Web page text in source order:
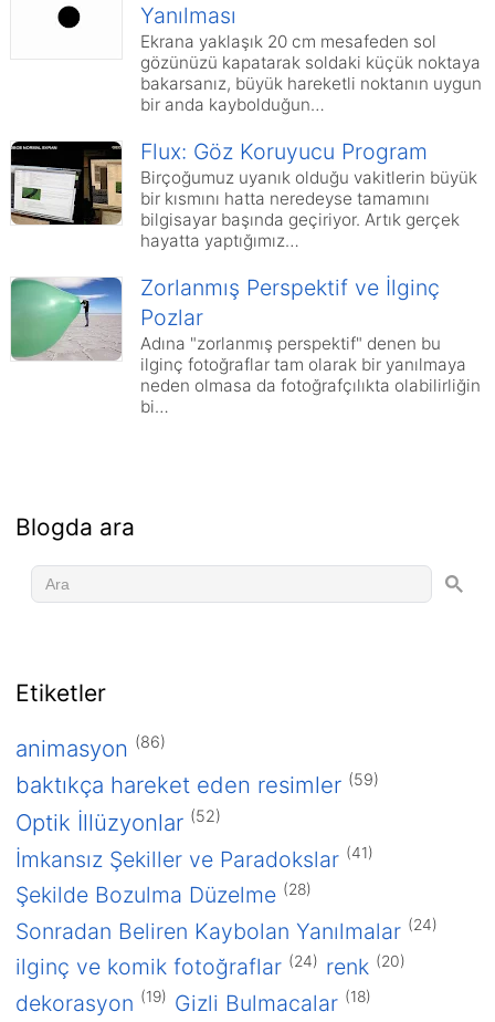
Yanılması
Ekrana yaklaşık 20 cm mesafeden sol
gözünüzü kapatarak soldaki küçük noktaya
bakarsanız, büyük hareketli noktanın uygun
bir anda kaybolduğun…
Flux: Göz Koruyucu Program
Birçoğumuz uyanık olduğu vakitlerin büyük
bir kısmını hatta neredeyse tamamını
bilgisayar başında geçiriyor. Artık gerçek
hayatta yaptığımız…
Zorlanmış Perspektif ve İlginç
Pozlar
Adına "zorlanmış perspektif" denen bu
ilginç fotoğraflar tam olarak bir yanılmaya
neden olmasa da fotoğrafçılıkta olabilirliğin
bi…
Blogda ara
Etiketler
animasyon (86)
baktıkça hareket eden resimler (59)
Optik İllüzyonlar (52)
İmkansız Şekiller ve Paradokslar (41)
Şekilde Bozulma Düzelme (28)
Sonradan Beliren Kaybolan Yanılmalar (24)
ilginç ve komik fotoğraflar (24) renk (20)
dekorasyon (19) Gizli Bulmacalar (18)